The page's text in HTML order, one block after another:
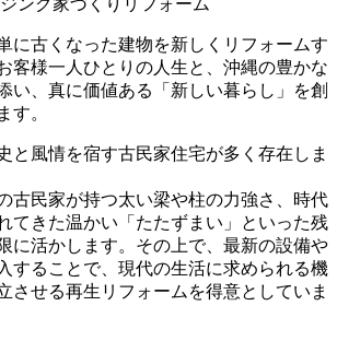
に古くなった建物を新しくリフォームす
客様一人ひとりの人生と、沖縄の豊かな
い、真に価値ある「新しい暮らし」を創
す。
と風情を宿す古民家住宅が多く存在しま
古民家が持つ太い梁や柱の力強さ、時代
てきた温かい「たたずまい」といった残
に活かします。その上で、最新の設備や
することで、現代の生活に求められる機
させる再生リフォームを得意としていま